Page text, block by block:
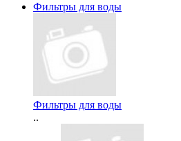
Фильтры для воды
Фильтры для воды
..